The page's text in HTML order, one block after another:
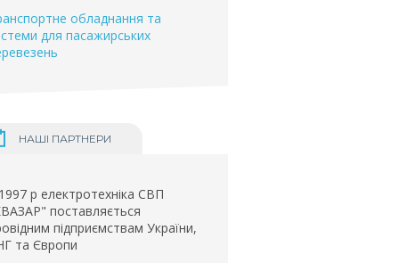
обладнання та
для пасажирських
НАШІ ПАРТНЕРИ
р електротехніка СВП
поставляється
підприємствам України,
та Європи